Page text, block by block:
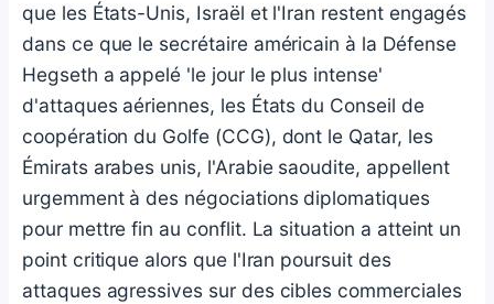
que les États-Unis, Israël et l'Iran restent engagés
dans ce que le secrétaire américain à la Défense
Hegseth a appelé 'le jour le plus intense'
d'attaques aériennes, les États du Conseil de
coopération du Golfe (CCG), dont le Qatar, les
Émirats arabes unis, l'Arabie saoudite, appellent
urgemment à des négociations diplomatiques
pour mettre fin au conflit. La situation a atteint un
point critique alors que l'Iran poursuit des
attaques agressives sur des cibles commerciales